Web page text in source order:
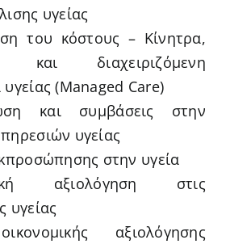
υγείας
του κόστους – Κίνητρα,
και διαχειριζόμενη
(Managed Care)
και συμβάσεις στην
υγείας
στην υγεία
αξιολόγηση στις
υγείας
αξιολόγησης